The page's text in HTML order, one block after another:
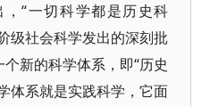
“一切科学都是历史科
级社会科学发出的深刻批
新的科学体系，即“历史
体系就是实践科学，它面